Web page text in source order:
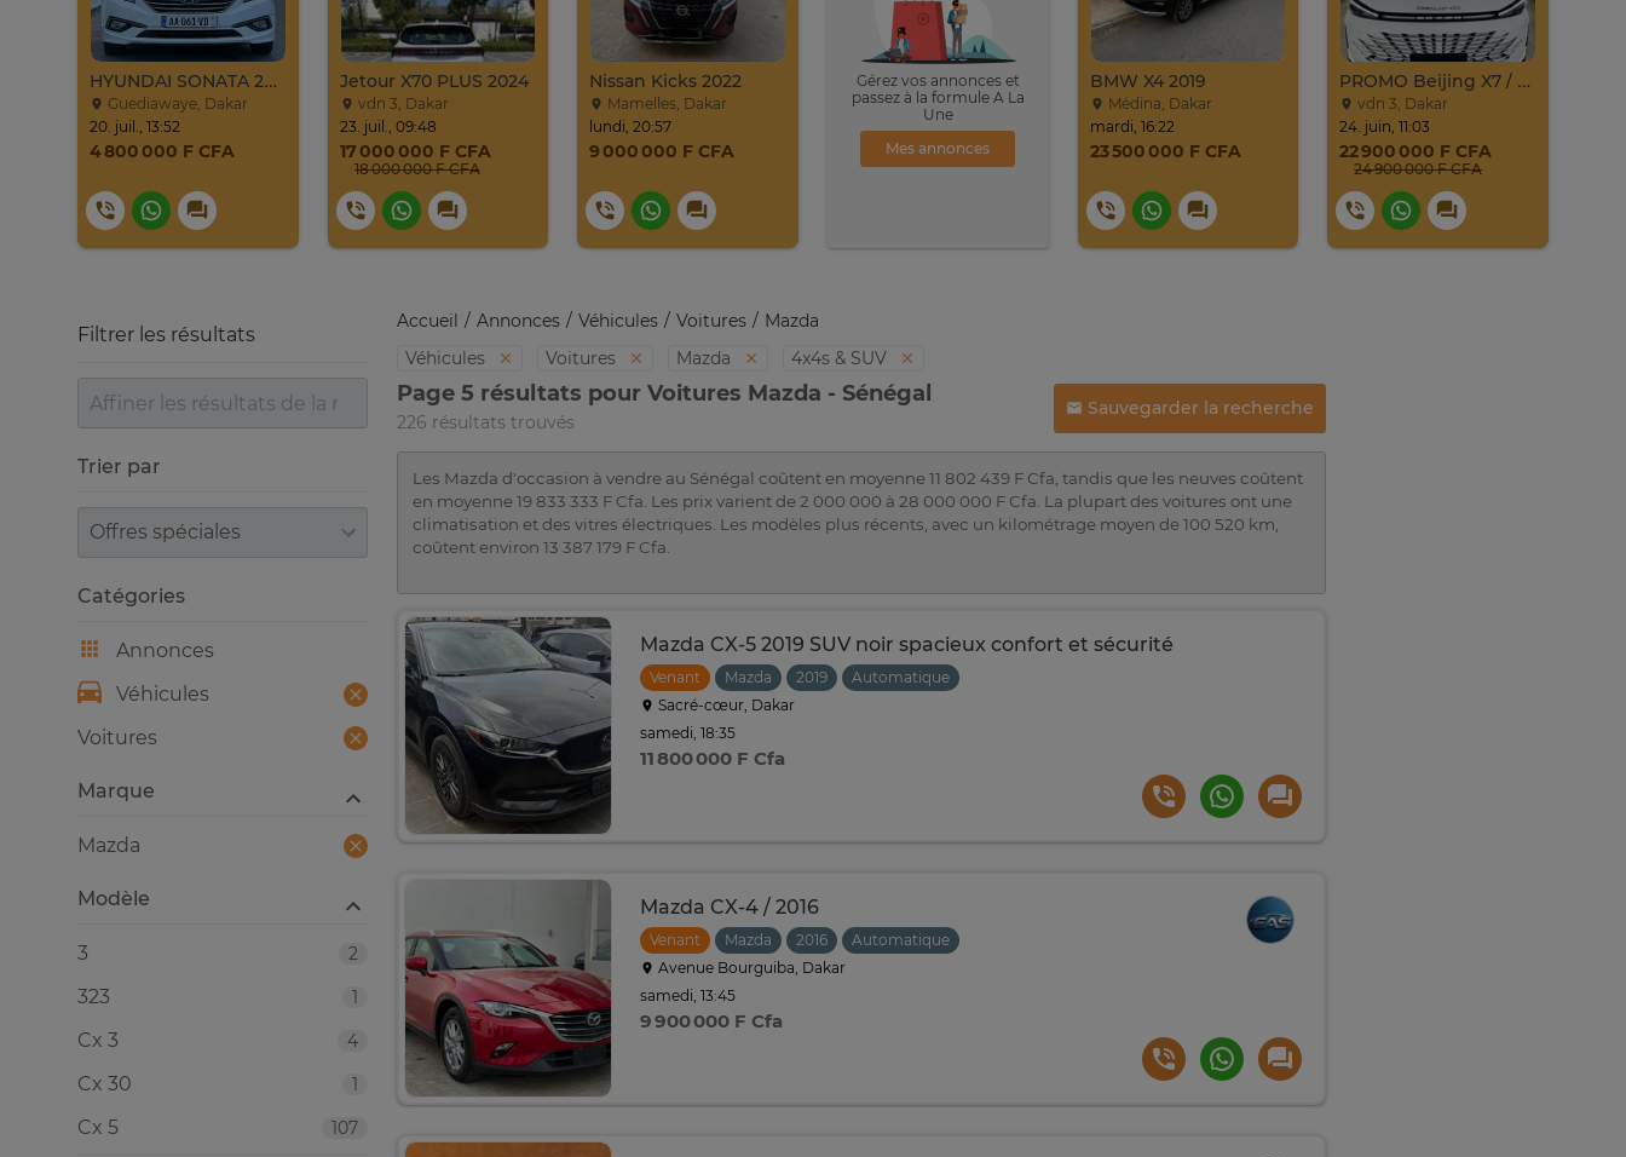
HYUNDAI SONATA 2016
Guediawaye, Dakar
20. juil., 13:52
4 800 000 F CFA
Jetour X70 PLUS 2024
vdn 3, Dakar
23. juil., 09:48
17 000 000 F CFA
18 000 000 F CFA
Nissan Kicks 2022
Mamelles, Dakar
lundi, 20:57
9 000 000 F CFA
Gérez vos annonces et
passez à la formule A La
Une
Mes annonces
BMW X4 2019
Médina, Dakar
mardi, 16:22
23 500 000 F CFA
PROMO Beijing X7 / 2025
vdn 3, Dakar
24. juin, 11:03
22 900 000 F CFA
24 900 000 F CFA
Accueil Annonces Véhicules Voitures
Mazda
Véhicules
Voitures Mazda 4x4s & SUV
Page 5 résultats pour Voitures Mazda - Sénégal
226 résultats trouvés
Sauvegarder la recherche
Les Mazda d'occasion à vendre au Sénégal coûtent en moyenne 11 802 439 F Cfa, tandis que les neuves coûtent
en moyenne 19 833 333 F Cfa. Les prix varient de 2 000 000 à 28 000 000 F Cfa. La plupart des voitures ont une
climatisation et des vitres électriques. Les modèles plus récents, avec un kilométrage moyen de 100 520 km,
coûtent environ 13 387 179 F Cfa.
Mazda CX-5 2019 SUV noir spacieux confort et sécurité
Venant Mazda 2019
Automatique
Sacré-cœur, Dakar
samedi, 18:35
11 800 000 F Cfa
Mazda CX-4 / 2016
Venant Mazda 2016
Automatique
Avenue Bourguiba, Dakar
samedi, 13:45
9 900 000 F Cfa
Filtrer les résultats
Trier par
Trier par
Catégories
Annonces
Véhicules
Voitures
Marque
Mazda
Modèle
2
3
1
323
4
Cx 3
1
Cx 30
107
Cx 5